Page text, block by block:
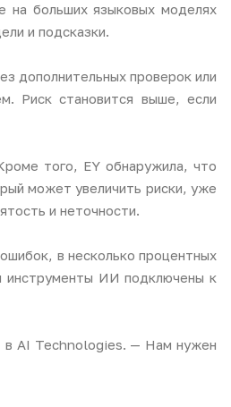
на больших языковых моделях
и подсказки.
дополнительных проверок или
Риск становится выше, если
того, EY обнаружила, что
может увеличить риски, уже
и неточности.
в несколько процентных
инструменты ИИ подключены к
в AI Technologies. — Нам нужен